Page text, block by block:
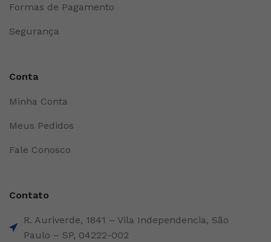
Formas de Pagamento
Segurança
Conta
Minha Conta
Meus Pedidos
Fale Conosco
Contato
R. Auriverde, 1841 – Vila Independencia, São
Paulo – SP, 04222-002